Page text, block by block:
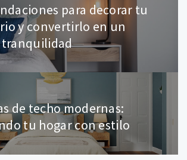
para decorar tu
y convertirlo en un
tranquilidad
de techo modernas:
tu hogar con estilo